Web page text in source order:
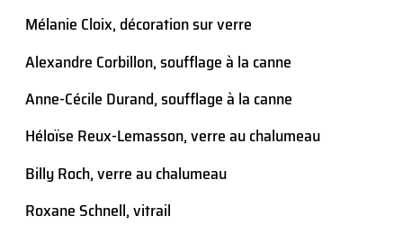
Mélanie Cloix, décoration sur verre
Alexandre Corbillon, soufflage à la canne
Anne-Cécile Durand, soufflage à la canne
Héloïse Reux-Lemasson, verre au chalumeau
Billy Roch, verre au chalumeau
Roxane Schnell, vitrail